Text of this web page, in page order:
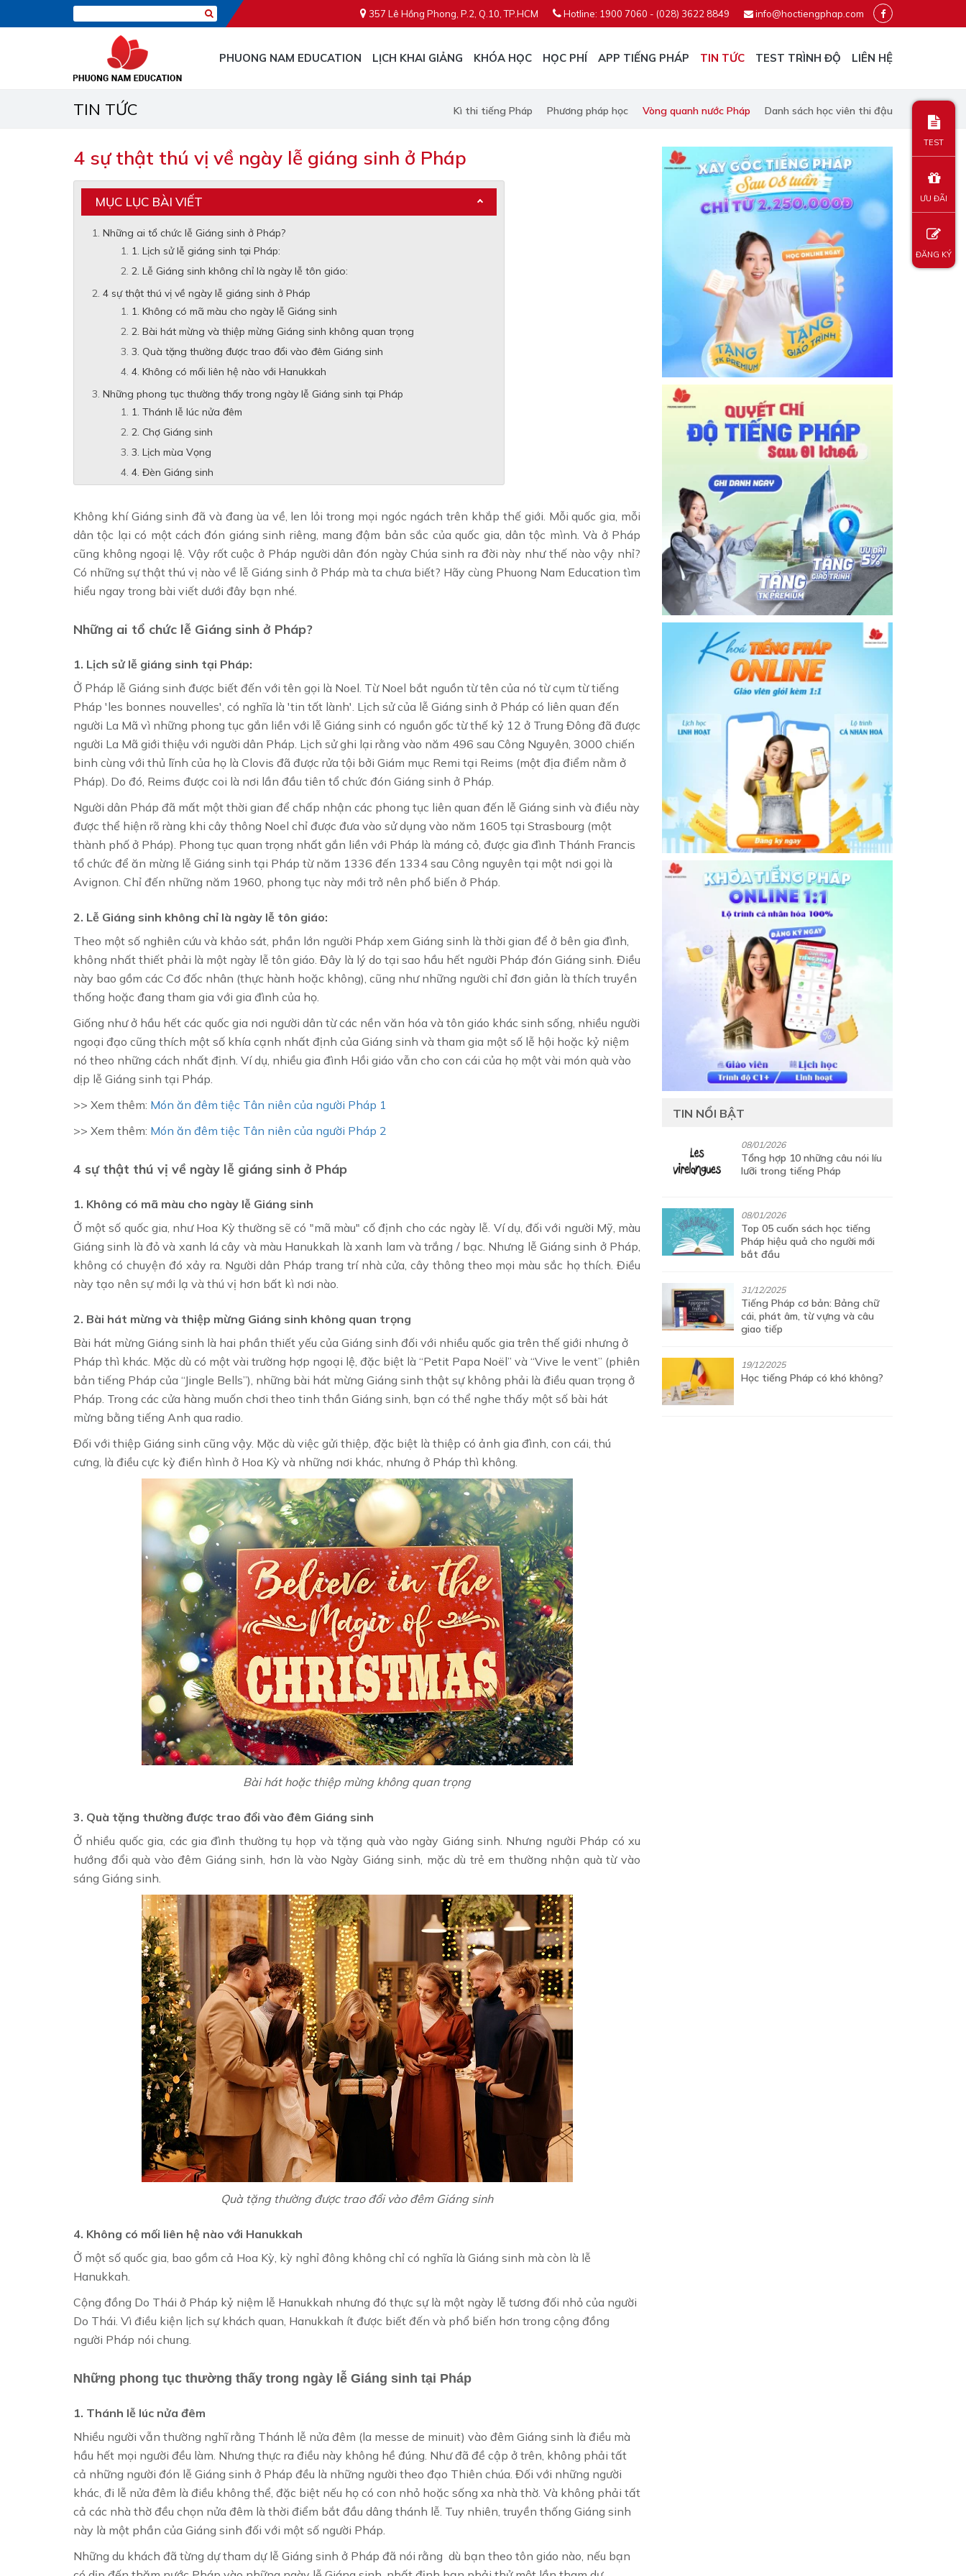
357 Lê Hồng Phong, P.2, Q.10, TP.HCM Hotline: 1900 7060 - (028) 3622 8849 info@hoctiengphap.com
PHUONG NAM EDUCATION LỊCH KHAI GIẢNG KHÓA HỌC HỌC PHÍ APP TIẾNG PHÁP TIN TỨC TEST TRÌNH ĐỘ LIÊN HỆ
TIN TỨC Kì thi tiếng Pháp Phương pháp học Vòng quanh nước Pháp Danh sách học viên thi đậu
4 sự thật thú vị về ngày lễ giáng sinh ở Pháp
MỤC LỤC BÀI VIẾT
Những ai tổ chức lễ Giáng sinh ở Pháp?
1. Lịch sử lễ giáng sinh tại Pháp:
2. Lễ Giáng sinh không chỉ là ngày lễ tôn giáo:
4 sự thật thú vị về ngày lễ giáng sinh ở Pháp
1. Không có mã màu cho ngày lễ Giáng sinh
2. Bài hát mừng và thiệp mừng Giáng sinh không quan trọng
3. Quà tặng thường được trao đổi vào đêm Giáng sinh
4. Không có mối liên hệ nào với Hanukkah
Những phong tục thường thấy trong ngày lễ Giáng sinh tại Pháp
1. Thánh lễ lúc nửa đêm
2. Chợ Giáng sinh
3. Lịch mùa Vọng
4. Đèn Giáng sinh
Không khí Giáng sinh đã và đang ùa về, len lỏi trong mọi ngóc ngách trên khắp thế giới. Mỗi quốc gia, mỗi
dân tộc lại có một cách đón giáng sinh riêng, mang đậm bản sắc của quốc gia, dân tộc mình. Và ở Pháp
cũng không ngoại lệ. Vậy rốt cuộc ở Pháp người dân đón ngày Chúa sinh ra đời này như thế nào vậy nhỉ?
Có những sự thật thú vị nào về lễ Giáng sinh ở Pháp mà ta chưa biết? Hãy cùng Phuong Nam Education tìm
hiểu ngay trong bài viết dưới đây bạn nhé.
Những ai tổ chức lễ Giáng sinh ở Pháp?
1. Lịch sử lễ giáng sinh tại Pháp:
Ở Pháp lễ Giáng sinh được biết đến với tên gọi là Noel. Từ Noel bắt nguồn từ tên của nó từ cụm từ tiếng
Pháp 'les bonnes nouvelles', có nghĩa là 'tin tốt lành'. Lịch sử của lễ Giáng sinh ở Pháp có liên quan đến
người La Mã vì những phong tục gắn liền với lễ Giáng sinh có nguồn gốc từ thế kỷ 12 ở Trung Đông đã được
người La Mã giới thiệu với người dân Pháp. Lịch sử ghi lại rằng vào năm 496 sau Công Nguyên, 3000 chiến
binh cùng với thủ lĩnh của họ là Clovis đã được rửa tội bởi Giám mục Remi tại Reims (một địa điểm nằm ở
Pháp). Do đó, Reims được coi là nơi lần đầu tiên tổ chức đón Giáng sinh ở Pháp.
Người dân Pháp đã mất một thời gian để chấp nhận các phong tục liên quan đến lễ Giáng sinh và điều này
được thể hiện rõ ràng khi cây thông Noel chỉ được đưa vào sử dụng vào năm 1605 tại Strasbourg (một
thành phố ở Pháp). Phong tục quan trọng nhất gắn liền với Pháp là máng cỏ, được gia đình Thánh Francis
tổ chức để ăn mừng lễ Giáng sinh tại Pháp từ năm 1336 đến 1334 sau Công nguyên tại một nơi gọi là
Avignon. Chỉ đến những năm 1960, phong tục này mới trở nên phổ biến ở Pháp.
2. Lễ Giáng sinh không chỉ là ngày lễ tôn giáo:
Theo một số nghiên cứu và khảo sát, phần lớn người Pháp xem Giáng sinh là thời gian để ở bên gia đình,
không nhất thiết phải là một ngày lễ tôn giáo. Đây là lý do tại sao hầu hết người Pháp đón Giáng sinh. Điều
này bao gồm các Cơ đốc nhân (thực hành hoặc không), cũng như những người chỉ đơn giản là thích truyền
thống hoặc đang tham gia với gia đình của họ.
Giống như ở hầu hết các quốc gia nơi người dân từ các nền văn hóa và tôn giáo khác sinh sống, nhiều người
ngoại đạo cũng thích một số khía cạnh nhất định của Giáng sinh và tham gia một số lễ hội hoặc kỷ niệm
nó theo những cách nhất định. Ví dụ, nhiều gia đình Hồi giáo vẫn cho con cái của họ một vài món quà vào
dịp lễ Giáng sinh tại Pháp.
>> Xem thêm: Món ăn đêm tiệc Tân niên của người Pháp 1
>> Xem thêm: Món ăn đêm tiệc Tân niên của người Pháp 2
4 sự thật thú vị về ngày lễ giáng sinh ở Pháp
1. Không có mã màu cho ngày lễ Giáng sinh
Ở một số quốc gia, như Hoa Kỳ thường sẽ có "mã màu" cố định cho các ngày lễ. Ví dụ, đối với người Mỹ, màu
Giáng sinh là đỏ và xanh lá cây và màu Hanukkah là xanh lam và trắng / bạc. Nhưng lễ Giáng sinh ở Pháp,
không có chuyện đó xảy ra. Người dân Pháp trang trí nhà cửa, cây thông theo mọi màu sắc họ thích. Điều
này tạo nên sự mới lạ và thú vị hơn bất kì nơi nào.
2. Bài hát mừng và thiệp mừng Giáng sinh không quan trọng
Bài hát mừng Giáng sinh là hai phần thiết yếu của Giáng sinh đối với nhiều quốc gia trên thế giới nhưng ở
Pháp thì khác. Mặc dù có một vài trường hợp ngoại lệ, đặc biệt là “Petit Papa Noël” và “Vive le vent” (phiên
bản tiếng Pháp của “Jingle Bells”), những bài hát mừng Giáng sinh thật sự không phải là điều quan trọng ở
Pháp. Trong các cửa hàng muốn chơi theo tinh thần Giáng sinh, bạn có thể nghe thấy một số bài hát
mừng bằng tiếng Anh qua radio.
Đối với thiệp Giáng sinh cũng vậy. Mặc dù việc gửi thiệp, đặc biệt là thiệp có ảnh gia đình, con cái, thú
cưng, là điều cực kỳ điển hình ở Hoa Kỳ và những nơi khác, nhưng ở Pháp thì không.
Bài hát hoặc thiệp mừng không quan trọng
3. Quà tặng thường được trao đổi vào đêm Giáng sinh
Ở nhiều quốc gia, các gia đình thường tụ họp và tặng quà vào ngày Giáng sinh. Nhưng người Pháp có xu
hướng đổi quà vào đêm Giáng sinh, hơn là vào Ngày Giáng sinh, mặc dù trẻ em thường nhận quà từ vào
sáng Giáng sinh.
Quà tặng thường được trao đổi vào đêm Giáng sinh
4. Không có mối liên hệ nào với Hanukkah
Ở một số quốc gia, bao gồm cả Hoa Kỳ, kỳ nghỉ đông không chỉ có nghĩa là Giáng sinh mà còn là lễ
Hanukkah.
Cộng đồng Do Thái ở Pháp kỷ niệm lễ Hanukkah nhưng đó thực sự là một ngày lễ tương đối nhỏ của người
Do Thái. Vì điều kiện lịch sự khách quan, Hanukkah ít được biết đến và phổ biến hơn trong cộng đồng
người Pháp nói chung.
Những phong tục thường thấy trong ngày lễ Giáng sinh tại Pháp
1. Thánh lễ lúc nửa đêm
Nhiều người vẫn thường nghĩ rằng Thánh lễ nửa đêm (la messe de minuit) vào đêm Giáng sinh là điều mà
hầu hết mọi người đều làm. Nhưng thực ra điều này không hề đúng. Như đã đề cập ở trên, không phải tất
cả những người đón lễ Giáng sinh ở Pháp đều là những người theo đạo Thiên chúa. Đối với những người
khác, đi lễ nửa đêm là điều không thể, đặc biệt nếu họ có con nhỏ hoặc sống xa nhà thờ. Và không phải tất
cả các nhà thờ đều chọn nửa đêm là thời điểm bắt đầu dâng thánh lễ. Tuy nhiên, truyền thống Giáng sinh
này là một phần của Giáng sinh đối với một số người Pháp.
Những du khách đã từng dự tham dự lễ Giáng sinh ở Pháp đã nói rằng dù bạn theo tôn giáo nào, nếu bạn
TIN NỔI BẬT
08/01/2026
Tổng hợp 10 những câu nói líu
lưỡi trong tiếng Pháp
08/01/2026
Top 05 cuốn sách học tiếng
Pháp hiệu quả cho người mới
bắt đầu
31/12/2025
Tiếng Pháp cơ bản: Bảng chữ
cái, phát âm, từ vựng và câu
giao tiếp
19/12/2025
Học tiếng Pháp có khó không?
TEST
ƯU ĐÃI
ĐĂNG KÝ